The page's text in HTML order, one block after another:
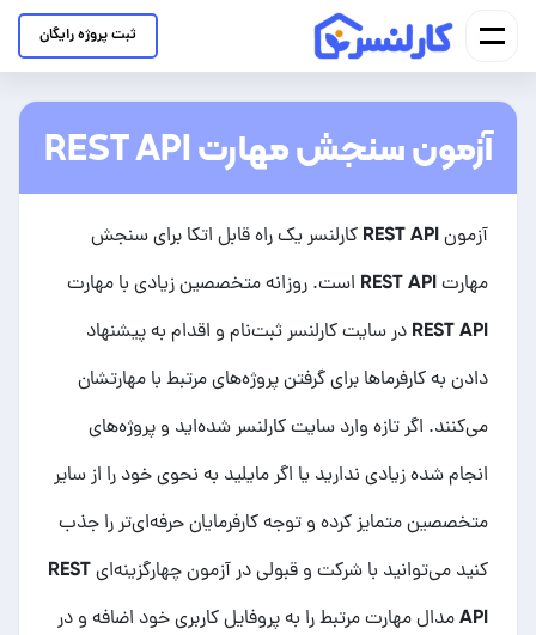
ثبت پروژه رایگان
آزمون سنجش مهارت REST API
آزمون REST API کارلنسر یک راه قابل اتکا برای سنجش
مهارت REST API است. روزانه متخصصین زیادی با مهارت
REST API در سایت کارلنسر ثبت‌نام و اقدام به پیشنهاد
دادن به کارفرماها برای گرفتن پروژه‌های مرتبط با مهارتشان
می‌کنند. اگر تازه وارد سایت کارلنسر شده‌اید و پروژه‌های
انجام شده زیادی ندارید یا اگر مایلید به نحوی خود را از سایر
متخصصین متمایز کرده و توجه کارفرمایان حرفه‌ای‌تر را جذب
کنید می‌توانید با شرکت و قبولی در آزمون چهارگزینه‌ای REST
API مدال مهارت مرتبط را به پروفایل کاربری خود اضافه و در